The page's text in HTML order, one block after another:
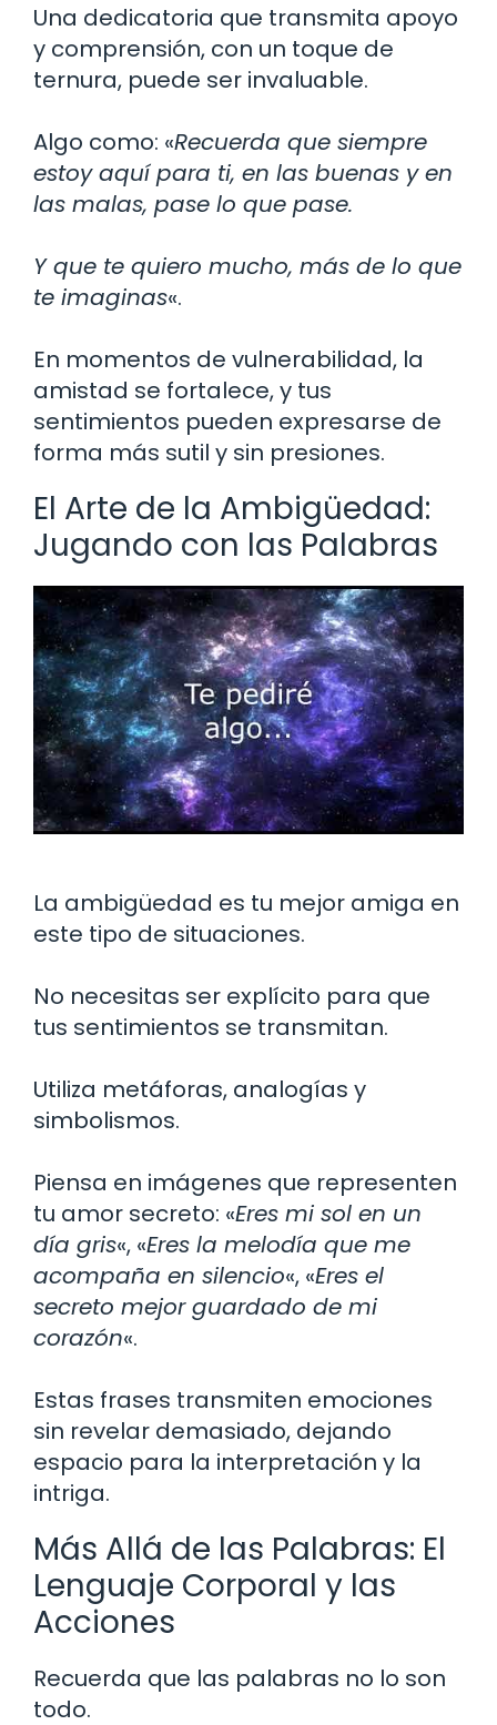
Una dedicatoria que transmita apoyo
y comprensión, con un toque de
ternura, puede ser invaluable.
Algo como: «Recuerda que siempre
estoy aquí para ti, en las buenas y en
las malas, pase lo que pase.
Y que te quiero mucho, más de lo que
te imaginas«.
En momentos de vulnerabilidad, la
amistad se fortalece, y tus
sentimientos pueden expresarse de
forma más sutil y sin presiones.
El Arte de la Ambigüedad:
Jugando con las Palabras
La ambigüedad es tu mejor amiga en
este tipo de situaciones.
No necesitas ser explícito para que
tus sentimientos se transmitan.
Utiliza metáforas, analogías y
simbolismos.
Piensa en imágenes que representen
tu amor secreto: «Eres mi sol en un
día gris«, «Eres la melodía que me
acompaña en silencio«, «Eres el
secreto mejor guardado de mi
corazón«.
Estas frases transmiten emociones
sin revelar demasiado, dejando
espacio para la interpretación y la
intriga.
Más Allá de las Palabras: El
Lenguaje Corporal y las
Acciones
Recuerda que las palabras no lo son
todo.